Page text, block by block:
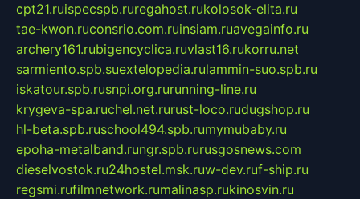
cpt21.ruispecspb.ruregahost.rukolosok-elita.ru
tae-kwon.ruconsrio.com.ruinsiam.ruavegainfo.ru
archery161.rubigencyclica.ruvlast16.rukorru.net
sarmiento.spb.suextelopedia.rulammin-suo.spb.ru
iskatour.spb.rusnpi.org.rurunning-line.ru
krygeva-spa.ruchel.net.rurust-loco.rudugshop.ru
hl-beta.spb.ruschool494.spb.rumymubaby.ru
epoha-metalband.rungr.spb.rurusgosnews.com
dieselvostok.ru24hostel.msk.ruw-dev.ruf-ship.ru
regsmi.rufilmnetwork.rumalinasp.rukinosvin.ru